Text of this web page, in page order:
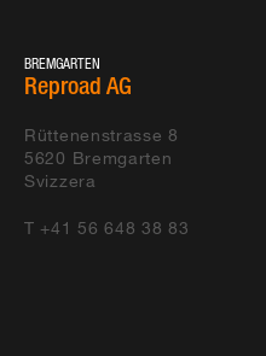
BREMGARTEN
Reproad AG
Rüttenenstrasse 8
5620 Bremgarten
Svizzera
T +41 56 648 38 83